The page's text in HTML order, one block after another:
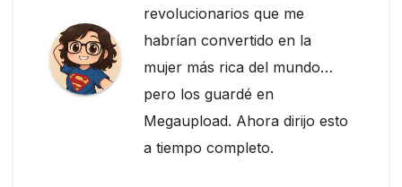
revolucionarios que me
habrían convertido en la
mujer más rica del mundo…
pero los guardé en
Megaupload. Ahora dirijo esto
a tiempo completo.